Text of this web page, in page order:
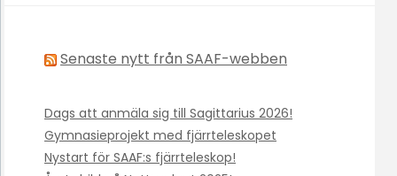
Senaste nytt från SAAF-webben
Dags att anmäla sig till Sagittarius 2026!
Gymnasieprojekt med fjärrteleskopet
Nystart för SAAF:s fjärrteleskop!